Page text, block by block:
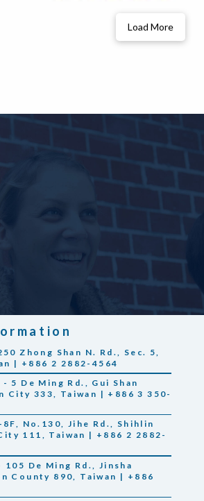
Load More
Zhong Shan N. Rd., Sec. 5,
| +886 2 2882-4564
- 5 De Ming Rd., Gui Shan
City 333, Taiwan | +886 3 350-
8F, No.130, Jihe Rd., Shihlin
111, Taiwan | +886 2 2882-
105 De Ming Rd., Jinsha
County 890, Taiwan | +886